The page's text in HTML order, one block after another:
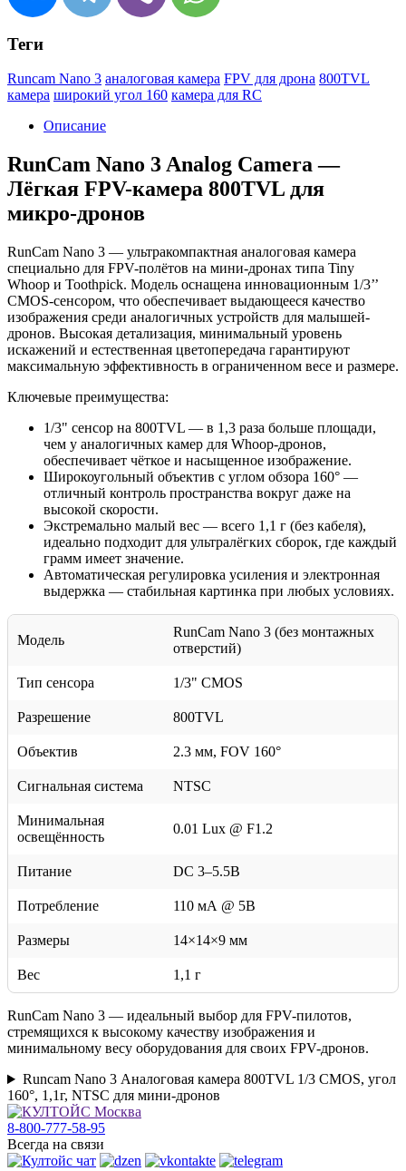
Теги
Runcam Nano 3 аналоговая камера FPV для дрона 800TVL
камера широкий угол 160 камера для RC
Описание
RunCam Nano 3 Analog Camera —
Лёгкая FPV-камера 800TVL для
микро-дронов
RunCam Nano 3 — ультракомпактная аналоговая камера
специально для FPV-полётов на мини-дронах типа Tiny
Whoop и Toothpick. Модель оснащена инновационным 1/3’’
CMOS-сенсором, что обеспечивает выдающееся качество
изображения среди аналогичных устройств для малышей-
дронов. Высокая детализация, минимальный уровень
искажений и естественная цветопередача гарантируют
максимальную эффективность в ограниченном весе и размере.
Ключевые преимущества:
1/3" сенсор на 800TVL — в 1,3 раза больше площади,
чем у аналогичных камер для Whoop-дронов,
обеспечивает чёткое и насыщенное изображение.
Широкоугольный объектив с углом обзора 160° —
отличный контроль пространства вокруг даже на
высокой скорости.
Экстремально малый вес — всего 1,1 г (без кабеля),
идеально подходит для ультралёгких сборок, где каждый
грамм имеет значение.
Автоматическая регулировка усиления и электронная
выдержка — стабильная картинка при любых условиях.
Модель
RunCam Nano 3 (без монтажных
отверстий)
Тип сенсора 1/3" CMOS
Разрешение 800TVL
Объектив 2.3 мм, FOV 160°
Сигнальная система NTSC
Минимальная
освещённость
0.01 Lux @ F1.2
Питание DC 3–5.5В
Потребление 110 мА @ 5В
Размеры 14×14×9 мм
Вес 1,1 г
RunCam Nano 3 — идеальный выбор для FPV-пилотов,
стремящихся к высокому качеству изображения и
минимальному весу оборудования для своих FPV-дронов.
Runcam Nano 3 Аналоговая камера 800TVL 1/3 CMOS, угол
160°, 1,1г, NTSC для мини-дронов
8-800-777-58-95
Всегда на связи